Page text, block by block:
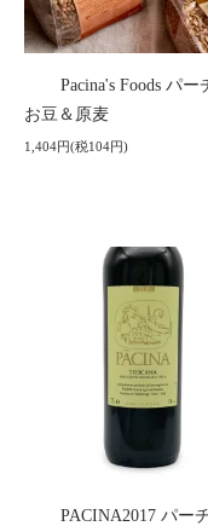
Pacina's Foods パー
お豆＆原麦
1,404円(税104円)
PACINA2017 パー